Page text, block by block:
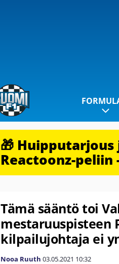
🎁
Reactoonz-peliin
Tämä sääntö toi
mestaruuspisteen
kilpailujohtaja ei
Nooa Ruuth 03.05.2021 10:32